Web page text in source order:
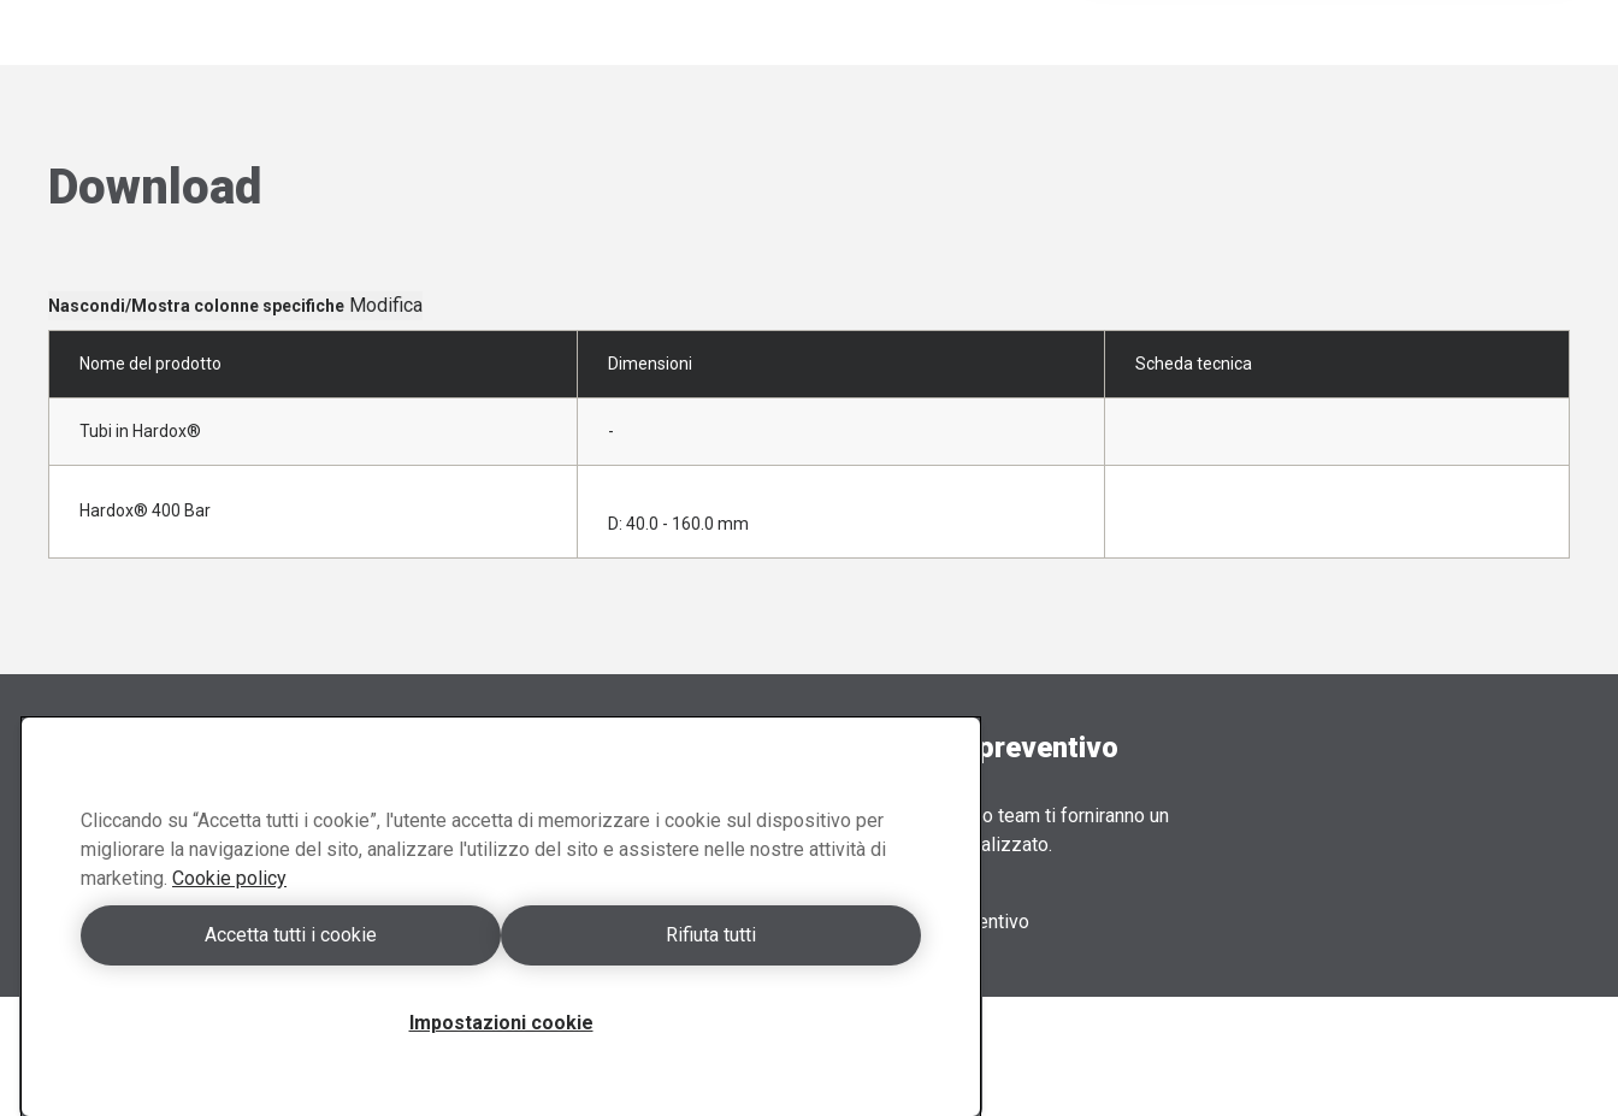
Download
Nascondi/Mostra colonne specifiche Modifica
Nome del prodotto Dimensioni Scheda tecnica
Tubi in Hardox® -
Hardox® 400 Bar
D: 40.0 - 160.0 mm
Abraservice
Contatta l'Italia
Richiedi un preventivo
I membri del nostro team ti forniranno un
preventivo personalizzato.
Modulo preventivo
Cliccando su “Accetta tutti i cookie”, l'utente accetta di memorizzare i cookie sul dispositivo per
migliorare la navigazione del sito, analizzare l'utilizzo del sito e assistere nelle nostre attività di
marketing. Cookie policy
Accetta tutti i cookie Rifiuta tutti
Impostazioni cookie